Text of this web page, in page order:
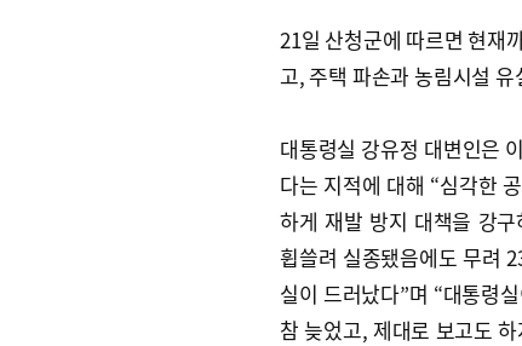
21일 산청군에 따르면 현재
고, 주택 파손과 농림시설
대통령실 강유정 대변인은
다는 지적에 대해 “심각한
하게 재발 방지 대책을 강
휩쓸려 실종됐음에도 무려
실이 드러났다”며 “대통령
참 늦었고, 제대로 보고도